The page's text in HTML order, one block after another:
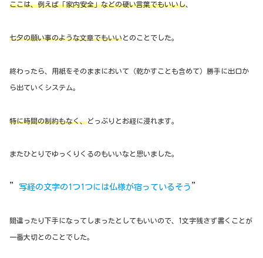
ここは、例えば「家内安全」などの硬い言葉でもいいし
七夕の願い事のような文章でもいいとのことでした。
終わったら、用紙をそのままにおいて（乾かすことも含めて）勝手に出口か
ら出ていくシステム。
特に時間の制約もなく、どっぶりとお経に浸れます。
またひとりでゆっくりくるのもいいなと思いました。
” 写経の文字の1つ1つには仏様が宿っているそう ”
間違ったり下手になってしまったとしてもいいので、1文字残さず書くことが
一番大切とのことでした。